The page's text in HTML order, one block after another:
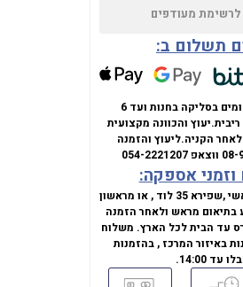
לרשימת מעודפים
תשלום ב:
אשראי עד 8 תשלומים בסליקה בחנות ועד 6
יעוץ והכוונה מקצועית
הקניה.ליעוץ והזמנה
08- ווצאפ054-2221207
אספקה:
ניתן לאיסוף ממחסן ראשי ,שפירא 35 לוד , או מראשון
בתיאום מראש ולאחר הזמנה
עד הבית לכל הארץ. משלוח
באיזור המרכז , בהזמנות
עד 14:00.